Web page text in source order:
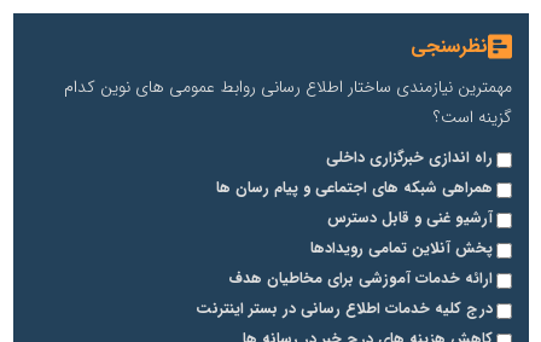
نظرسنجی
مهمترین نیازمندی ساختار اطلاع رسانی روابط عمومی های نوین کدام
گزینه است؟
راه اندازی خبرگزاری داخلی
همراهی شبکه های اجتماعی و پیام رسان ها
آرشیو غنی و قابل دسترس
پخش آنلاین تمامی رویدادها
ارائه خدمات آموزشی برای مخاطیان هدف
درج کلیه خدمات اطلاع رسانی در بستر اینترنت